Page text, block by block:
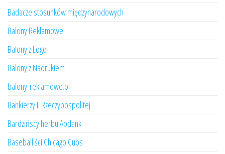
Badacze stosunków międzynarodowych
Balony Reklamowe
Balony z Logo
Balony z Nadrukiem
balony-reklamowe.pl
Bankierzy II Rzeczypospolitej
Bardzińscy herbu Abdank
Baseballiści Chicago Cubs